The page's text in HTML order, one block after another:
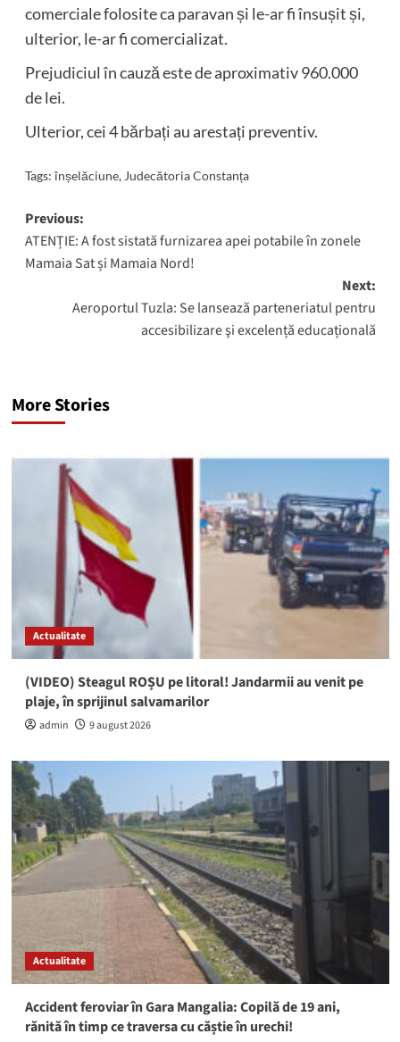
comerciale folosite ca paravan și le-ar fi însușit și,
ulterior, le-ar fi comercializat.
Prejudiciul în cauză este de aproximativ 960.000
de lei.
Ulterior, cei 4 bărbați au arestați preventiv.
Tags: înșelăciune, Judecătoria Constanța
Post
navigation
Previous:
ATENȚIE: A fost sistată furnizarea apei potabile în zonele
Mamaia Sat și Mamaia Nord!
Next:
Aeroportul Tuzla: Se lansează parteneriatul pentru
accesibilizare şi excelență educațională
More Stories
Actualitate
(VIDEO) Steagul ROȘU pe litoral! Jandarmii au venit pe
plaje, în sprijinul salvamarilor
admin 9 august 2026
Actualitate
Accident feroviar în Gara Mangalia: Copilă de 19 ani,
rănită în timp ce traversa cu căștie în urechi!